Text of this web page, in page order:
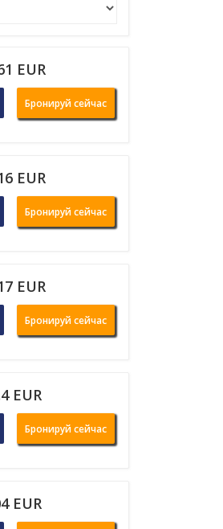
EUR
Бронируй сейчас
EUR
Бронируй сейчас
EUR
Бронируй сейчас
EUR
Бронируй сейчас
EUR